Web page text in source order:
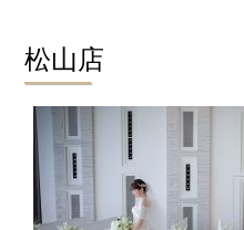
松山店